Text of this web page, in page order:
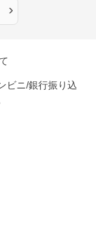
›
ビニ/銀行振り込